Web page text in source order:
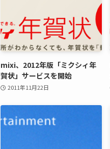
mixi、2012年版「ミクシィ年
賀状」サービスを開始
2011年11月22日